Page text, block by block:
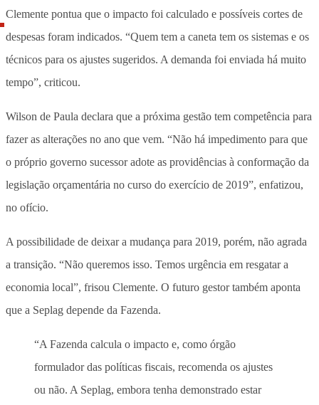
Clemente pontua que o impacto foi calculado e possíveis cortes de
despesas foram indicados. “Quem tem a caneta tem os sistemas e os
técnicos para os ajustes sugeridos. A demanda foi enviada há muito
tempo”, criticou.
Wilson de Paula declara que a próxima gestão tem competência para
fazer as alterações no ano que vem. “Não há impedimento para que
o próprio governo sucessor adote as providências à conformação da
legislação orçamentária no curso do exercício de 2019”, enfatizou,
no ofício.
A possibilidade de deixar a mudança para 2019, porém, não agrada
a transição. “Não queremos isso. Temos urgência em resgatar a
economia local”, frisou Clemente. O futuro gestor também aponta
que a Seplag depende da Fazenda.
“A Fazenda calcula o impacto e, como órgão
formulador das políticas fiscais, recomenda os ajustes
ou não. A Seplag, embora tenha demonstrado estar